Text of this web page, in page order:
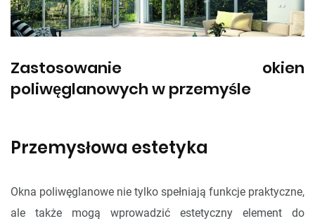
Zastosowanie okien
poliwęglanowych w przemyśle
Przemysłowa estetyka
Okna poliwęglanowe nie tylko spełniają funkcje praktyczne,
ale także mogą wprowadzić estetyczny element do